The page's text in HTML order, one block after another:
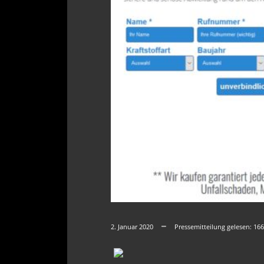
2. Januar 2020 Pressemitteilung gelesen: